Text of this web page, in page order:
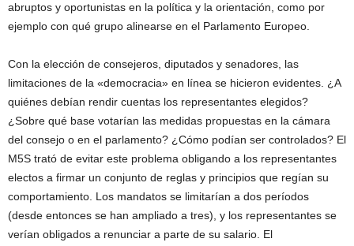
abruptos y oportunistas en la política y la orientación, como por
ejemplo con qué grupo alinearse en el Parlamento Europeo.
Con la elección de consejeros, diputados y senadores, las
limitaciones de la «democracia» en línea se hicieron evidentes. ¿A
quiénes debían rendir cuentas los representantes elegidos?
¿Sobre qué base votarían las medidas propuestas en la cámara
del consejo o en el parlamento? ¿Cómo podían ser controlados? El
M5S trató de evitar este problema obligando a los representantes
electos a firmar un conjunto de reglas y principios que regían su
comportamiento. Los mandatos se limitarían a dos períodos
(desde entonces se han ampliado a tres), y los representantes se
verían obligados a renunciar a parte de su salario. El